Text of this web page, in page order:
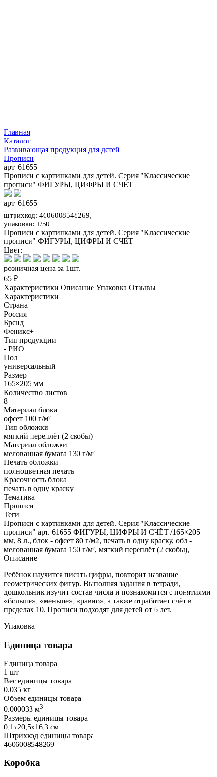
Главная
Каталог
Развивающая продукция для детей
Прописи
арт. 61655
Прописи с картинками для детей. Серия "Классические
прописи" ФИГУРЫ, ЦИФРЫ И СЧЁТ
арт. 61655
штрихкод: 4606008548269,
упаковки: 1/50
Прописи с картинками для детей. Серия "Классические
прописи" ФИГУРЫ, ЦИФРЫ И СЧЁТ
Цвет:
розничная цена за 1шт.
65 ₽
Характеристики Описание Упаковка Отзывы
Характеристики
Страна
Россия
Бренд
Феникс+
Тип продукции
- РИО
Пол
универсальный
Размер
165×205 мм
Количество листов
8
Материал блока
офсет 100 г/м²
Тип обложки
мягкий переплёт (2 скобы)
Материал обложки
мелованная бумага 130 г/м²
Печать обложки
полноцветная печать
Красочность блока
печать в одну краску
Тематика
Прописи
Теги
Прописи с картинками для детей. Серия "Классические
прописи" арт. 61655 ФИГУРЫ, ЦИФРЫ И СЧЁТ /165×205
мм, 8 л., блок - офсет 80 г/м2, печать в одну краску, обл -
мелованная бумага 150 г/м², мягкий переплёт (2 скобы),
Описание
Ребёнок научится писать цифры, повторит название
геометрических фигур. Выполняя задания в тетради,
дошкольник изучит состав числа и познакомится с понятиями
«больше», «меньше», «равно», а также отработает счёт в
пределах 10. Прописи подходят для детей от 6 лет.
Упаковка
Единица товара
Единица товара
1 шт
Вес единицы товара
0.035 кг
Объем единицы товара
0.000033 м3
Размеры единицы товара
0,1х20,5х16,3 см
Штрихкод единицы товара
4606008548269
Коробка